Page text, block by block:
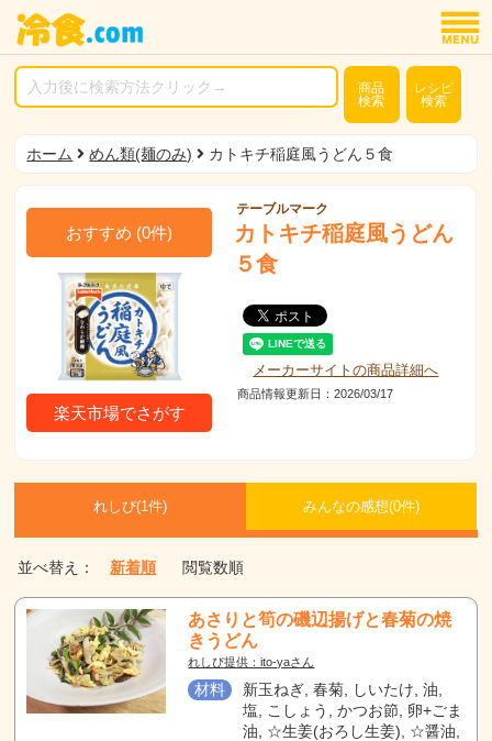
商品
検索
レシピ
検索
ホーム めん類(麺のみ) カトキチ稲庭風うどん５食
おすすめ (0件)
楽天市場でさがす
テーブルマーク
カトキチ稲庭風うどん
５食
メーカーサイトの商品詳細へ
商品情報更新日：2026/03/17
れしぴ(1件) みんなの感想(0件)
並べ替え： 新着順 閲覧数順
あさりと筍の磯辺揚げと春菊の焼
きうどん
れしぴ提供：ito-yaさん
材料
新玉ねぎ, 春菊, しいたけ, 油,
塩, こしょう, かつお節, 卵+ごま
油, ☆生姜(おろし生姜), ☆醤油,